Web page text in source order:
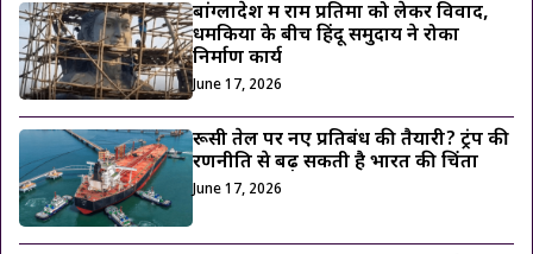
बांग्लादेश में राम प्रतिमा को लेकर विवाद,
धमकियों के बीच हिंदू समुदाय ने रोका
निर्माण कार्य
June 17, 2026
रूसी तेल पर नए प्रतिबंध की तैयारी? ट्रंप की
रणनीति से बढ़ सकती है भारत की चिंता
June 17, 2026